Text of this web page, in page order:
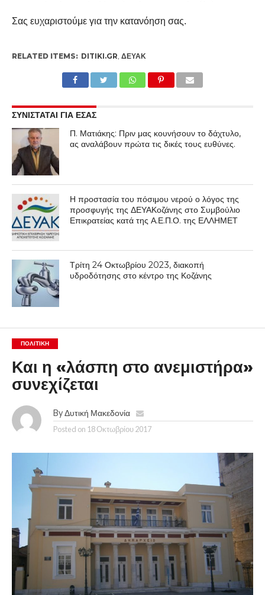
Σας ευχαριστούμε για την κατανόηση σας.
RELATED ITEMS: DITIKI.GR ΔΕΥΑΚ
ΣΥΝΙΣΤΑΤΑΙ ΓΙΑ ΕΣΑΣ
Π. Ματιάκης: Πριν μας κουνήσουν το δάχτυλο,
ας αναλάβουν πρώτα τις δικές τους ευθύνες.
Η προστασία του πόσιμου νερού ο λόγος της
προσφυγής της ΔΕΥΑΚοζάνης στο Συμβούλιο
Επικρατείας κατά της Α.Ε.Π.Ο. της ΕΛΛΗΜΕΤ
Τρίτη 24 Οκτωβρίου 2023, διακοπή
υδροδότησης στο κέντρο της Κοζάνης
ΠΟΛΙΤΙΚΉ
Και η «λάσπη στο ανεμιστήρα»
συνεχίζεται
By Δυτική Μακεδονία
Posted on 18 Οκτωβρίου 2017